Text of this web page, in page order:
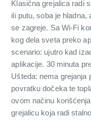
Klasična grejalica radi
ili putu, soba je
se zagreje. Sa Wi-Fi
kog dela sveta preko
scenario: ujutro kad
aplikacije. 30 minuta
Ušteda: nema grejanja
povratku dočeka te
ovom načinu
grejalicu koja radi